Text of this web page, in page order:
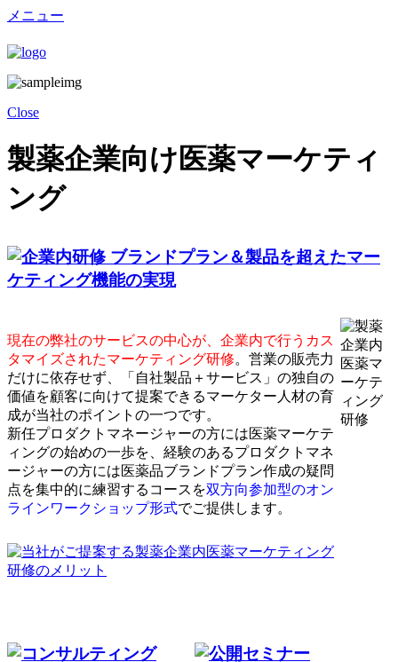
メニュー
Close
製薬企業向け医薬マーケティ
ング
現在の弊社のサービスの中心が、企業内で行うカス
タマイズされたマーケティング研修。 営業の販売力
だけに依存せず、「自社製品＋サービス」の独自の
価値を顧客に向けて提案できるマーケター人材の育
成が当社のポイントの一つです。
新任プロダクトマネージャーの方には医薬マーケテ
ィングの始めの一歩を、経験のあるプロダクトマネ
ージャーの方には医薬品ブランドプラン作成の疑問
点を集中的に練習するコースを双方向参加型のオン
ラインワークショップ形式でご提供します。